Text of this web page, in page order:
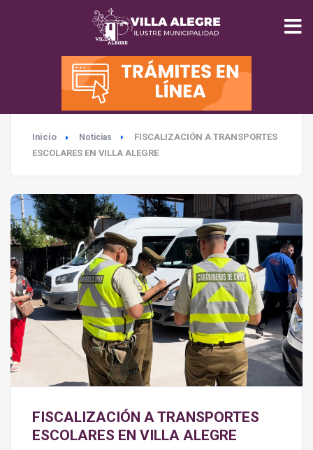
INICIO
MUNICIPALIDAD
SEGURIDAD
SALUD
TURISMO
MEDIO AMBIENTE
Inicio Noticias
FISCALIZACIÓN A TRANSPORTES
ESCOLARES EN VILLA ALEGRE
FISCALIZACIÓN A TRANSPORTES
ESCOLARES EN VILLA ALEGRE